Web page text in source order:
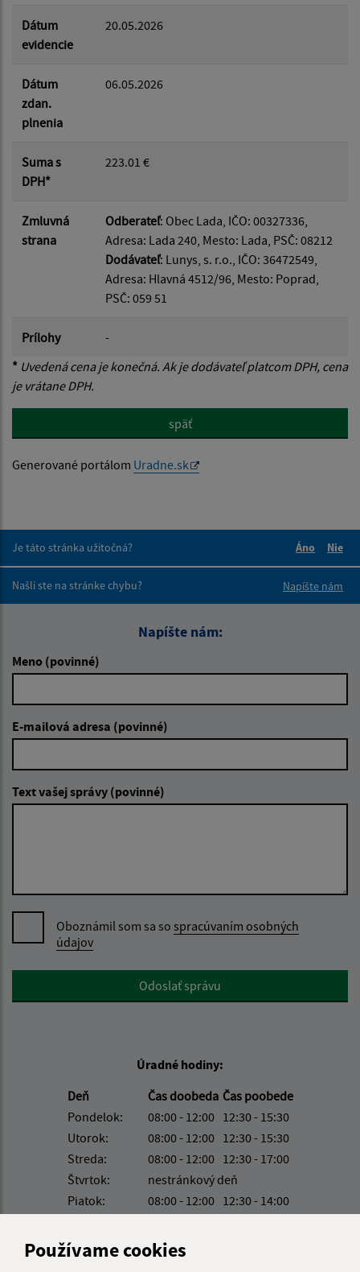
Používame cookies
Dátum
evidencie
20.05.2026
Dátum
zdan.
plnenia
06.05.2026
Suma s
DPH*
223.01 €
Zmluvná
strana
Odberateľ: Obec Lada, IČO: 00327336,
Adresa: Lada 240, Mesto: Lada, PSČ: 08212
Dodávateľ: Lunys, s. r.o., IČO: 36472549,
Adresa: Hlavná 4512/96, Mesto: Poprad,
PSČ: 059 51
Prílohy
-
* Uvedená cena je konečná. Ak je dodávateľ platcom DPH, cena
je vrátane DPH.
späť
Generované portálom Uradne.sk
Je táto stránka užitočná?
Áno
Nie
Našli ste na stránke chybu?
Napíšte nám
Napíšte nám:
Meno (povinné)
E-mailová adresa (povinné)
Text vašej správy (povinné)
Oboznámil som sa so spracúvaním osobných
údajov
Google reCaptcha ResponseOdoslať správu
Úradné hodiny:
Deň
Čas doobeda Čas poobede
Pondelok:
08:00 - 12:00 12:30 - 15:30
Utorok:
08:00 - 12:00 12:30 - 15:30
Streda:
08:00 - 12:00 12:30 - 17:00
Štvrtok:
nestránkový deň
Piatok:
08:00 - 12:00 12:30 - 14:00
Obecný úrad Lada